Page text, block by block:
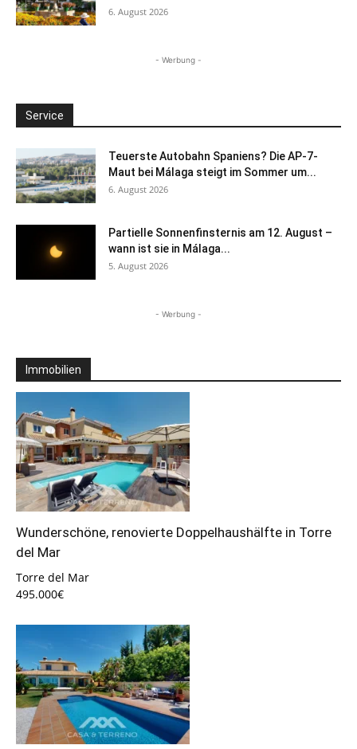
6. August 2026
- Werbung -
Service
Teuerste Autobahn Spaniens? Die AP-7-
Maut bei Málaga steigt im Sommer um...
6. August 2026
Partielle Sonnenfinsternis am 12. August –
wann ist sie in Málaga...
5. August 2026
- Werbung -
Immobilien
Wunderschöne, renovierte Doppelhaushälfte in Torre
del Mar
Torre del Mar
495.000€